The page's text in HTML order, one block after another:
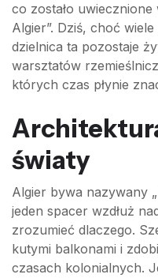
co zostało uwiecznione
Algier”. Dziś, choć
dzielnica ta pozostaje
warsztatów
których czas płynie
światy
Algier bywa nazywany
jeden spacer wzdłuż
zrozumieć dlaczego.
kutymi balkonami i
czasach kolonialnych.